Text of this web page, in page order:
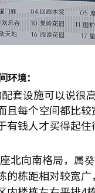
环境：
套设施可以说很
且每个空间都比
钱人才买得起住
北向南格局，属
的栋距相对较宽